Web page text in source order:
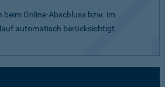
beim Online-Abschluss bzw. im
automatisch berücksichtigt.